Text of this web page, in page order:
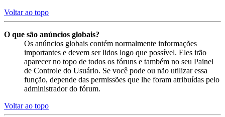
Voltar ao topo
O que são anúncios globais?
Os anúncios globais contém normalmente informações
importantes e devem ser lidos logo que possível. Eles irão
aparecer no topo de todos os fóruns e também no seu Painel
de Controle do Usuário. Se você pode ou não utilizar essa
função, depende das permissões que lhe foram atribuídas pelo
administrador do fórum.
Voltar ao topo